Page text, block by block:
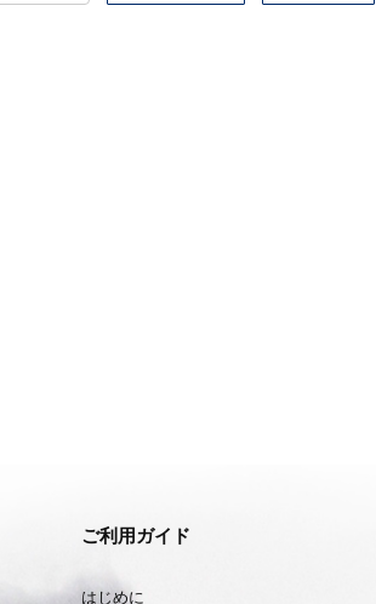
ご利用ガイド
はじめに